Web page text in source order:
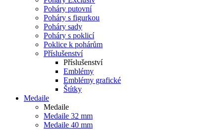
Poháry putovní
Poháry s figurkou
Poháry sady
Poháry s poklicí
Poklice k pohárům
Příslušenství
Příslušenství
Emblémy
Emblémy grafické
Štítky
Medaile
Medaile
Medaile 32 mm
Medaile 40 mm